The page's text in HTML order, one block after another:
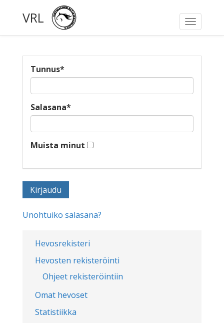
Toggle
VRL
Hevosrekisteri
Hevosten rekisteröinti
Ohjeet rekisteröintiin
Omat hevoset
Statistiikka
Tunnus*
Salasana*
Muista minut
Unohtuiko salasana?